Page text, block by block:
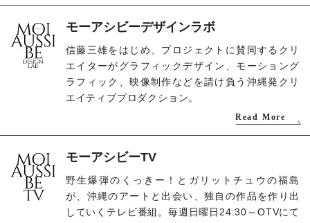
モーアシビーデザインラボ
信藤三雄をはじめ、プロジェクトに賛同するクリ
エイターがグラフィックデザイン、モーショング
ラフィック、映像制作などを請け負う沖縄発クリ
エイティブプロダクション。
Read More
モーアシビーTV
野生爆弾のくっきー！とガリットチュウの福島
が、沖縄のアートと出会い、独自の作品を作り出
していくテレビ番組。毎週日曜日24:30～OTVにて